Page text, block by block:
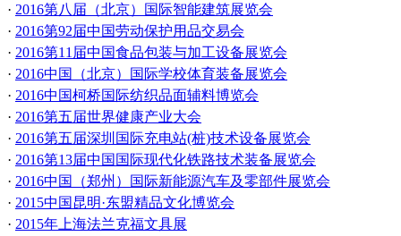
· 2016第八届（北京）国际智能建筑展览会
· 2016第92届中国劳动保护用品交易会
· 2016第11届中国食品包装与加工设备展览会
· 2016中国（北京）国际学校体育装备展览会
· 2016中国柯桥国际纺织品面辅料博览会
· 2016第五届世界健康产业大会
· 2016第五届深圳国际充电站(桩)技术设备展览会
· 2016第13届中国国际现代化铁路技术装备展览会
· 2016中国（郑州）国际新能源汽车及零部件展览会
· 2015中国昆明·东盟精品文化博览会
· 2015年上海法兰克福文具展